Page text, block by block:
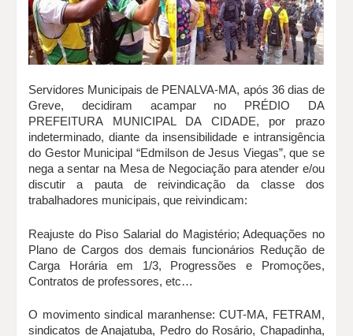
Servidores Municipais de PENALVA-MA, após 36 dias de
Greve, decidiram acampar no PRÉDIO DA
PREFEITURA MUNICIPAL DA CIDADE, por prazo
indeterminado, diante da insensibilidade e intransigência
do Gestor Municipal “Edmilson de Jesus Viegas”, que se
nega a sentar na Mesa de Negociação para atender e/ou
discutir a pauta de reivindicação da classe dos
trabalhadores municipais, que reivindicam:
Reajuste do Piso Salarial do Magistério; Adequações no
Plano de Cargos dos demais funcionários Redução de
Carga Horária em 1/3, Progressões e Promoções,
Contratos de professores, etc…
O movimento sindical maranhense: CUT-MA, FETRAM,
sindicatos de Anajatuba, Pedro do Rosário, Chapadinha,